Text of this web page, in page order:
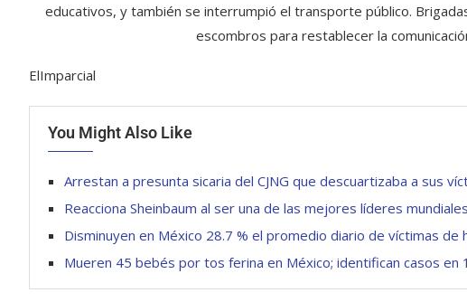
educativos, y también se interrumpió el transporte público.
escombros para restablecer la
ElImparcial
You Might Also Like
Arrestan a presunta sicaria del CJNG que descuartizaba a sus
Reacciona Sheinbaum al ser una de las mejores líderes
Disminuyen en México 28.7 % el promedio diario de víctimas de
Mueren 45 bebés por tos ferina en México; identifican casos en